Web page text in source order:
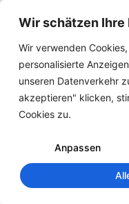
Wir schätzen Ihre
Wir verwenden
personalisierte
unseren Datenverkehr
akzeptieren" klicken,
Cookies zu.
Anpassen
BauZeit
Assistent
Downloads
Dieser Download